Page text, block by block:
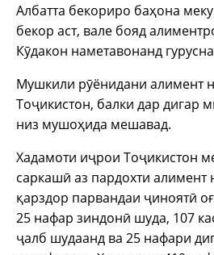
Албатта бекориро баҳона
бекор аст, вале бояд
Кӯдакон наметавонанд
Мушкили рӯёнидани алимент
Тоҷикистон, балки дар дигар
низ мушоҳида мешавад.
Хадамоти иҷрои Тоҷикистон
саркашӣ аз пардохти алимент
қарздор парвандаи ҷиноятӣ
25 нафар зиндонӣ шуда, 107
ҷалб шудаанд ва 25 нафари